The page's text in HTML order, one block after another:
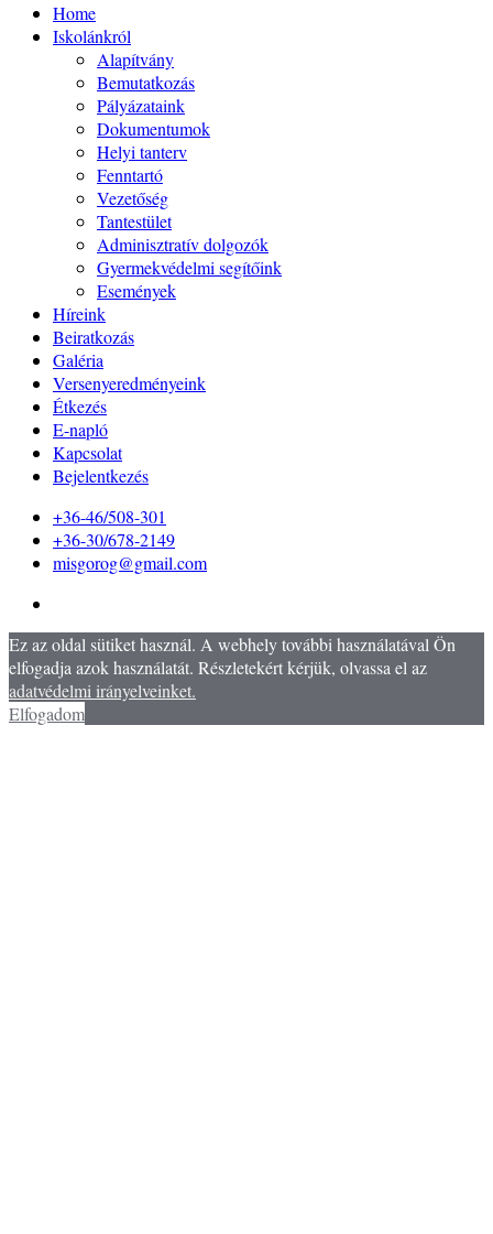
Home
Iskolánkról
Alapítvány
Bemutatkozás
Pályázataink
Dokumentumok
Helyi tanterv
Fenntartó
Vezetőség
Tantestület
Adminisztratív dolgozók
Gyermekvédelmi segítőink
Események
Híreink
Beiratkozás
Galéria
Versenyeredményeink
Étkezés
E-napló
Kapcsolat
Bejelentkezés
+36-46/508-301
+36-30/678-2149
misgorog@gmail.com
Ez az oldal sütiket használ. A webhely további használatával Ön
elfogadja azok használatát. Részletekért kérjük, olvassa el az
adatvédelmi irányelveinket.
Elfogadom